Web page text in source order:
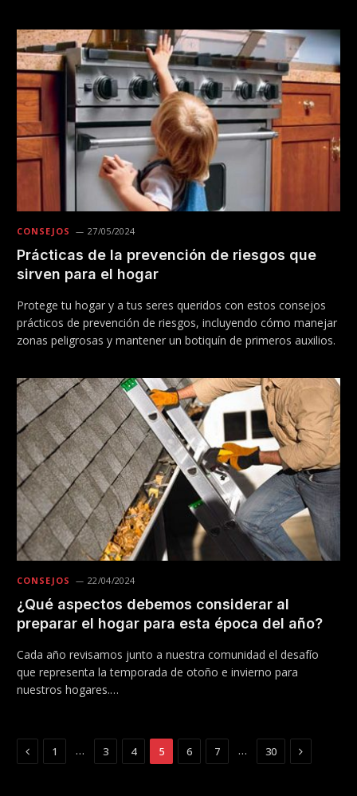
CONSEJOS 27/05/2024
Prácticas de la prevención de riesgos que
sirven para el hogar
Protege tu hogar y a tus seres queridos con estos consejos
prácticos de prevención de riesgos, incluyendo cómo manejar
zonas peligrosas y mantener un botiquín de primeros auxilios.
CONSEJOS 22/04/2024
¿Qué aspectos debemos considerar al
preparar el hogar para esta época del año?
Cada año revisamos junto a nuestra comunidad el desafío
que representa la temporada de otoño e invierno para
nuestros hogares.…
Previous
1 … 3 4 5 6 7 … 30 Next